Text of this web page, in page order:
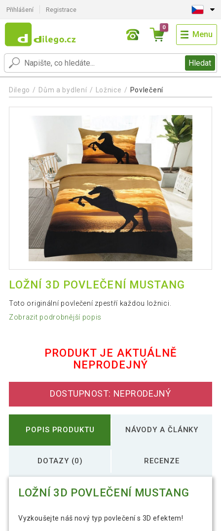
Přihlášení Registrace
Hledat
0
Menu
Dilego Dům a bydlení Ložnice Povlečení
LOŽNÍ 3D POVLEČENÍ MUSTANG
Toto originální povlečení zpestří každou ložnici.
Zobrazit podrobnější popis
PRODUKT JE AKTUÁLNĚ
NEPRODEJNÝ
DOSTUPNOST: NEPRODEJNÝ
POPIS PRODUKTU NÁVODY A ČLÁNKY
DOTAZY (0) RECENZE
LOŽNÍ 3D POVLEČENÍ MUSTANG
Vyzkoušejte náš nový typ povlečení s 3D efektem!